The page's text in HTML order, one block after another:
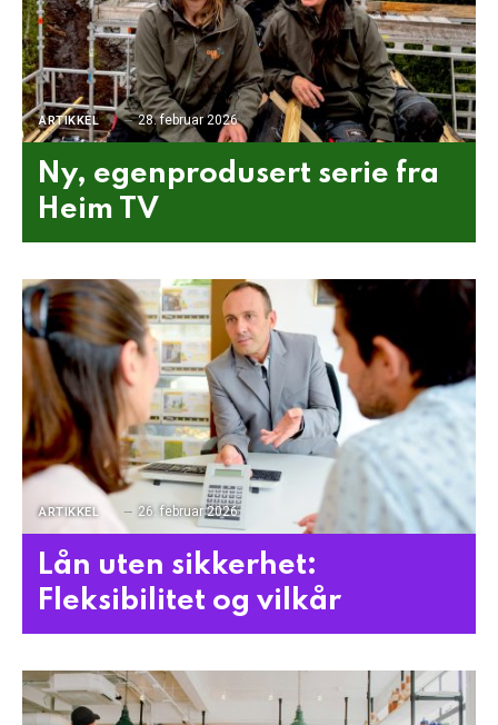
ARTIKKEL 28. februar 2026
Ny, egenprodusert serie fra
Heim TV
ARTIKKEL 26. februar 2026
Lån uten sikkerhet:
Fleksibilitet og vilkår